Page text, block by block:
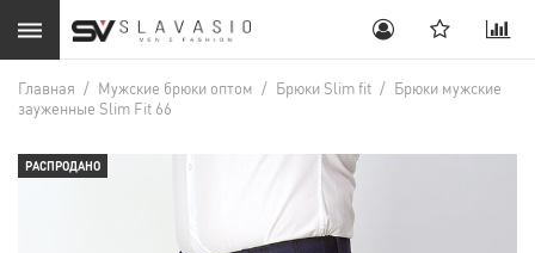
Главная / Мужские брюки оптом / Брюки Slim fit / Брюки мужские
зауженные Slim Fit 66
РАСПРОДАНО